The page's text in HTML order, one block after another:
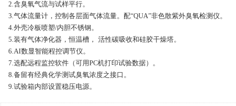
2.含臭氧气流与试样平行。
3.气体流量计，控制各层面气体流量。配“QUA”非色散紫外臭氧检测仪。
4.外壳冷板喷塑/内胆不锈钢。
5.装有气体净化器，恒温槽， 活性碳吸收和硅胶干燥塔。
6.AI数显智能程控调节仪。
7.选配远程监控软件 （可用PC机打印试验数据） 。
8.备留有经典化学测试臭氧浓度之接口。
9.试验箱内部设置稳压电源。